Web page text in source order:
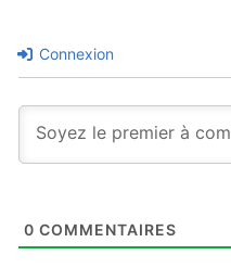
Connexion
0 COMMENTAIRES